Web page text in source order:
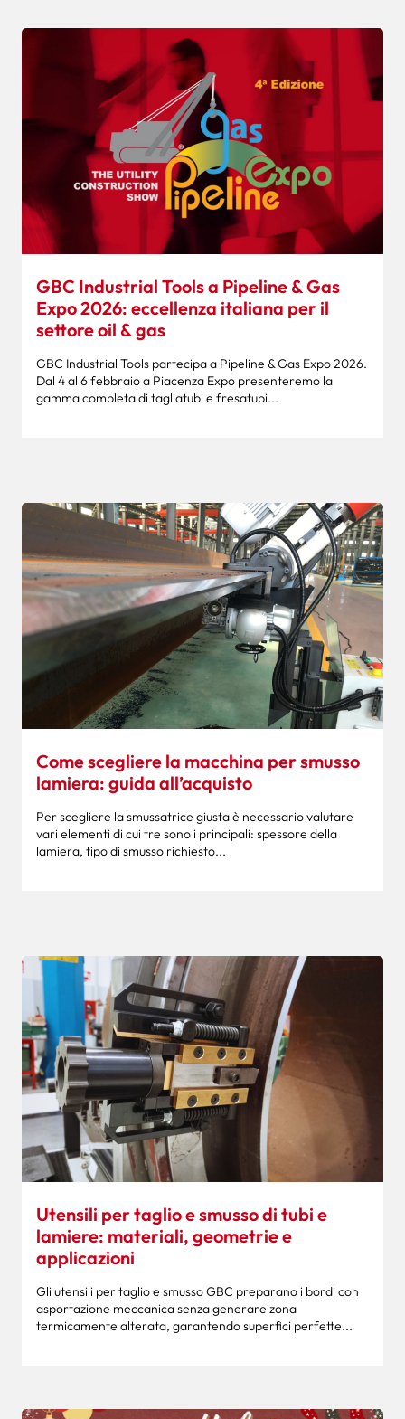
GBC Industrial Tools a Pipeline & Gas
Expo 2026: eccellenza italiana per il
settore oil & gas
GBC Industrial Tools partecipa a Pipeline & Gas Expo 2026.
Dal 4 al 6 febbraio a Piacenza Expo presenteremo la
gamma completa di tagliatubi e fresatubi...
Come scegliere la macchina per smusso
lamiera: guida all’acquisto
Per scegliere la smussatrice giusta è necessario valutare
vari elementi di cui tre sono i principali: spessore della
lamiera, tipo di smusso richiesto...
Utensili per taglio e smusso di tubi e
lamiere: materiali, geometrie e
applicazioni
Gli utensili per taglio e smusso GBC preparano i bordi con
asportazione meccanica senza generare zona
termicamente alterata, garantendo superfici perfette...